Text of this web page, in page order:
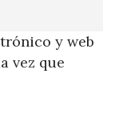
y web
vez que